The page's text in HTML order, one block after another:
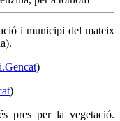
i municipi del mateix
)
)
pres per la vegetació.